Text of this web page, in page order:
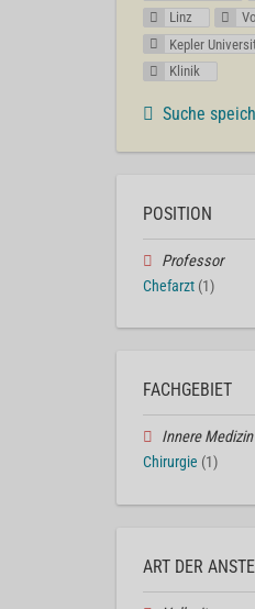
Linz
Kepler
Klinik
Suche
POSITION
Professor
Chefarzt (1)
FACHGEBIET
Innere Medizin
Chirurgie (1)
ART DER